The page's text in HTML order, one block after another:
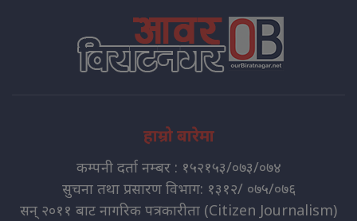
हाम्रो बारेमा
कम्पनी दर्ता नम्बर : १५२१५३/०७३/०७४
सुचना तथा प्रसारण विभाग: १३१२/ ०७५/०७६
सन् २०११ बाट नागरिक पत्रकारीता (Citizen Journalism)